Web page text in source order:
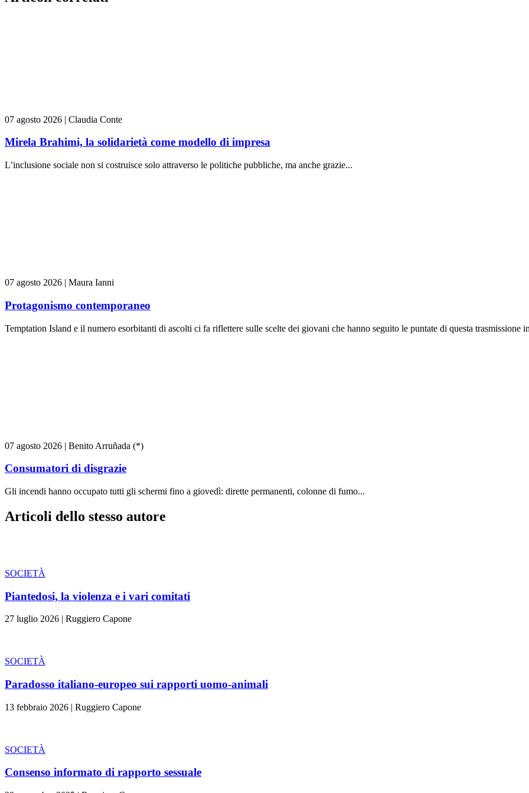
07 agosto 2026 | Claudia Conte
Mirela Brahimi, la solidarietà come modello di impresa
L’inclusione sociale non si costruisce solo attraverso le politiche pubbliche, ma anche grazie...
07 agosto 2026 | Maura Ianni
Protagonismo contemporaneo
Temptation Island e il numero esorbitanti di ascolti ci fa riflettere sulle scelte dei giovani che hanno seguito le puntate di questa trasmissione
07 agosto 2026 | Benito Arruñada (*)
Consumatori di disgrazie
Gli incendi hanno occupato tutti gli schermi fino a giovedì: dirette permanenti, colonne di fumo...
Articoli dello stesso autore
SOCIETÀ
Piantedosi, la violenza e i vari comitati
27 luglio 2026 | Ruggiero Capone
SOCIETÀ
Paradosso italiano-europeo sui rapporti uomo-animali
13 febbraio 2026 | Ruggiero Capone
SOCIETÀ
Consenso informato di rapporto sessuale